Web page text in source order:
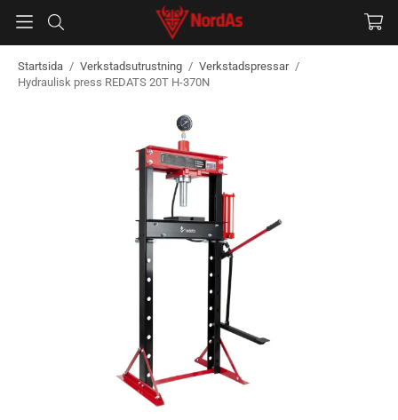
Startsida / Verkstadsutrustning / Verkstadspressar /
Hydraulisk press REDATS 20T H-370N